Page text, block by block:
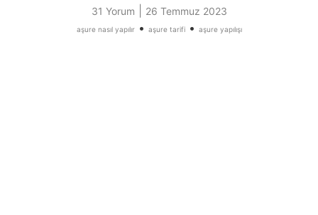
31 Yorum 26 Temmuz 2023
aşure nasıl yapılır• aşure tarifi• aşure yapılışı